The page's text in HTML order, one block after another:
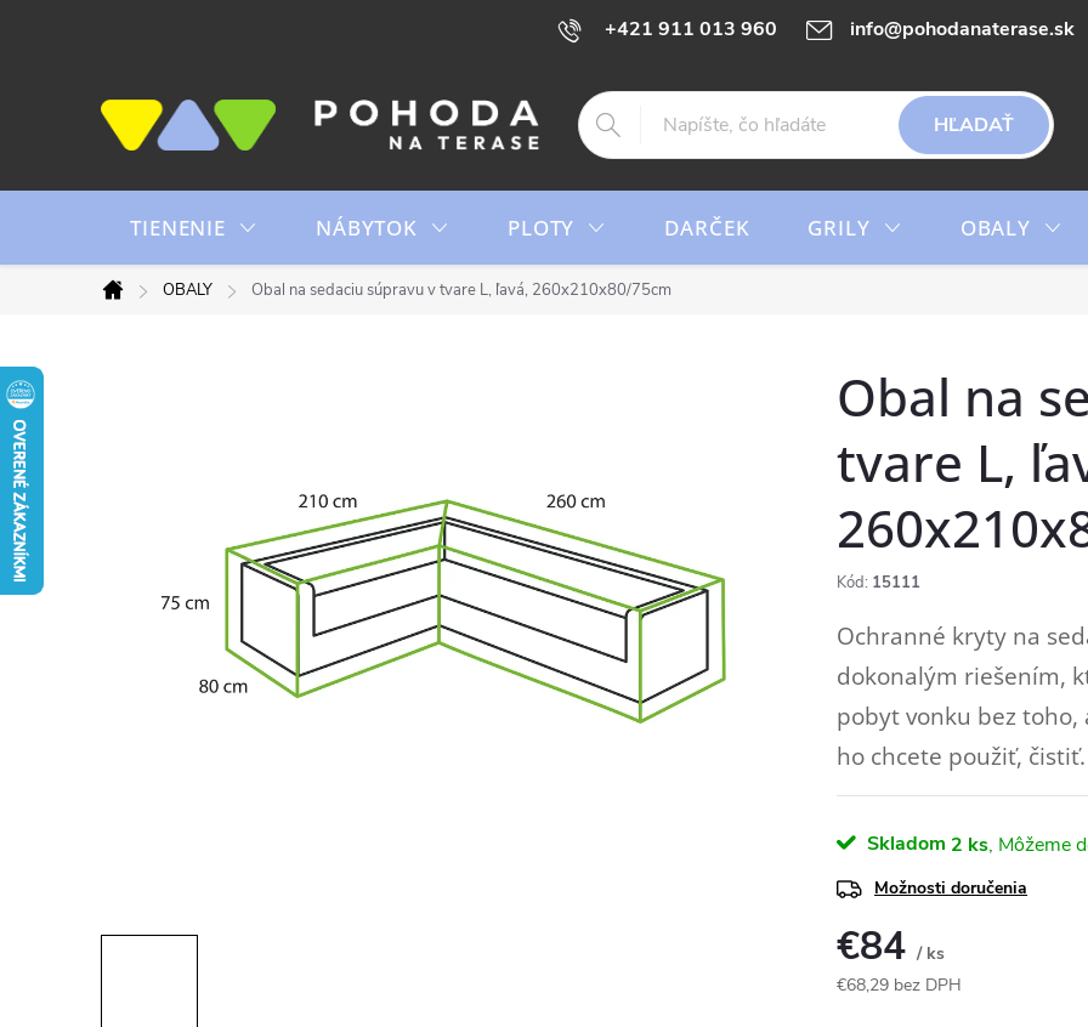
+421 911 013 960 info@pohodanaterase.sk
HĽADAŤ
TIENENIE NÁBYTOK PLOTY DARČEK GRILY OBALY
Domov
OBALY Obal na sedaciu súpravu v tvare L, ľavá, 260x210x80/75cm
Obal na
tvare L,
Kód: 15111
Ochranné kryty na
dokonalým riešením,
pobyt vonku bez
ho chcete použiť, čistiť.
Skladom 2 ks
Možnosti doručenia
€84 / ks
€68,29 bez DPH